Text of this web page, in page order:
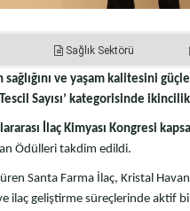
Sağlık Sektörü
sağlığını ve yaşam kalitesini
Sayısı’ kategorisinde
İlaç Kimyası Kongresi
Ödülleri takdim edildi.
Santa Farma İlaç, Kristal
ilaç geliştirme süreçlerinde aktif